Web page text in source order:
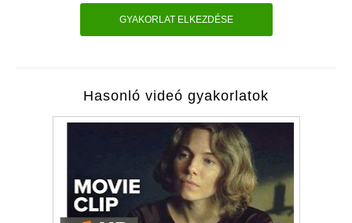
GYAKORLAT ELKEZDÉSE
Hasonló videó gyakorlatok